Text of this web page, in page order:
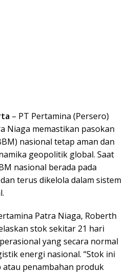
– PT Pertamina (Persero)
Niaga memastikan pasokan
nasional tetap aman dan
geopolitik global. Saat
nasional berada pada
terus dikelola dalam sistem
Patra Niaga, Roberth
stok sekitar 21 hari
yang secara normal
energi nasional. “Stok ini
penambahan produk